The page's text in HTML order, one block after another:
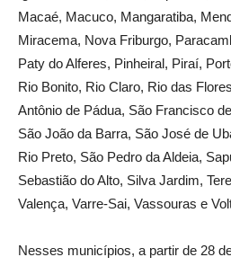
Macaé, Macuco, Mangaratiba,
Miracema, Nova Friburgo,
Paty do Alferes, Pinheiral, Piraí,
Rio Bonito, Rio Claro, Rio das
Antônio de Pádua, São Francisco
São João da Barra, São José de
Rio Preto, São Pedro da Aldeia,
Sebastião do Alto, Silva Jardim,
Valença, Varre-Sai, Vassouras e
Nesses municípios, a partir de 28